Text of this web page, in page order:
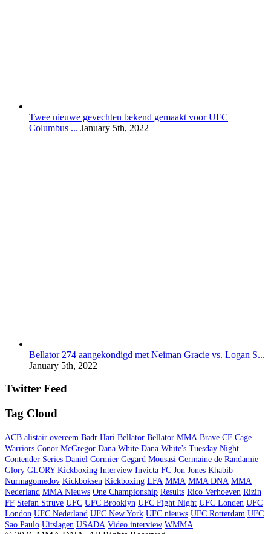
Twee nieuwe gevechten bekend gemaakt voor UFC
Columbus ... January 5th, 2022
Bellator 274 aangekondigd met Neiman Gracie vs. Logan S...
January 5th, 2022
Twitter Feed
Tag Cloud
ACB alistair overeem Badr Hari Bellator Bellator MMA Brave CF Cage
Warriors Conor McGregor Dana White Dana White's Tuesday Night
Contender Series Daniel Cormier Gegard Mousasi Germaine de Randamie
Glory GLORY Kickboxing Interview Invicta FC Jon Jones Khabib
Nurmagomedov Kickboksen Kickboxing LFA MMA MMA DNA MMA
Nederland MMA Nieuws One Championship Results Rico Verhoeven Rizin
FF Stefan Struve UFC UFC Brooklyn UFC Fight Night UFC Londen UFC
London UFC Nederland UFC New York UFC nieuws UFC Rotterdam UFC
Sao Paulo Uitslagen USADA Video interview WMMA